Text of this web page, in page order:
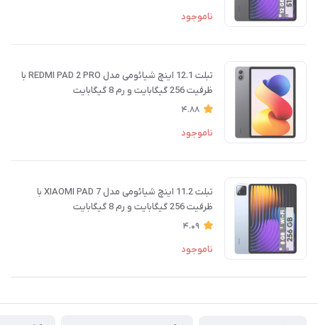
ناموجود
تبلت 12.1 اینچ شیائومی مدل REDMI PAD 2 PRO با
ظرفیت 256 گیگابایت و رم 8 گیگابایت
4.88
ناموجود
تبلت 11.2 اینچ شیائومی مدل XIAOMI PAD 7 با
ظرفیت 256 گیگابایت و رم 8 گیگابایت
4.09
ناموجود